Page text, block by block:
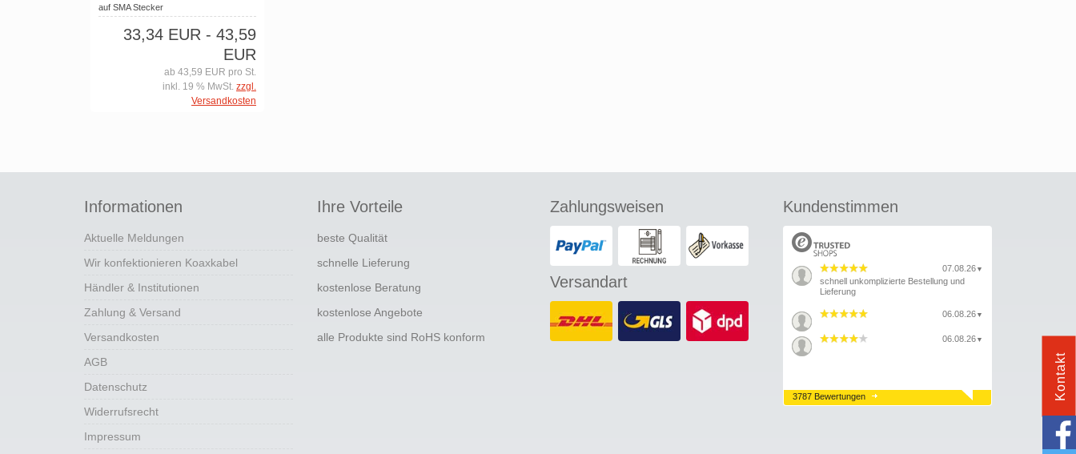
auf SMA Stecker
33,34 EUR - 43,59
EUR
ab 43,59 EUR pro St.
inkl. 19 % MwSt. zzgl.
Versandkosten
Informationen
Aktuelle Meldungen
Wir konfektionieren Koaxkabel
Händler & Institutionen
Zahlung & Versand
Versandkosten
AGB
Datenschutz
Widerrufsrecht
Impressum
Ihre Vorteile
beste Qualität
schnelle Lieferung
kostenlose Beratung
kostenlose Angebote
alle Produkte sind RoHS konform
Zahlungsweisen
Versandart
Kundenstimmen
07.08.26 ▼
schnell unkomplizierte Bestellung und
Lieferung
06.08.26 ▼
06.08.26 ▼
3787 Bewertungen Kontakt